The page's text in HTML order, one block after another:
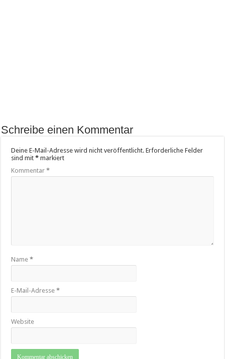
Schreibe einen Kommentar
Deine E-Mail-Adresse wird nicht veröffentlicht. Erforderliche Felder
sind mit* markiert
Kommentar*
Name*
E-Mail-Adresse*
Website